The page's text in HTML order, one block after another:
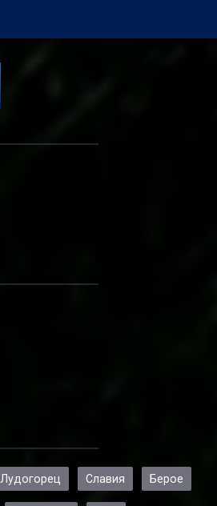
Лудогорец Славия Берое